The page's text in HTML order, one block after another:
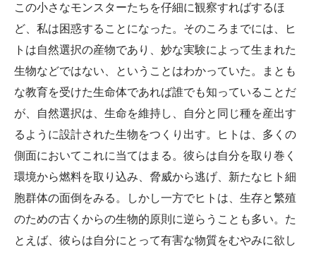
この小さなモンスターたちを仔細に観察すればするほ
ど、私は困惑することになった。そのころまでには、ヒ
トは自然選択の産物であり、妙な実験によって生まれた
生物などではない、ということはわかっていた。まとも
な教育を受けた生命体であれば誰でも知っていることだ
が、自然選択は、生命を維持し、自分と同じ種を産出す
るように設計された生物をつくり出す。ヒトは、多くの
側面においてこれに当てはまる。彼らは自分を取り巻く
環境から燃料を取り込み、脅威から逃げ、新たなヒト細
胞群体の面倒をみる。しかし一方でヒトは、生存と繁殖
のための古くからの生物的原則に逆らうことも多い。た
とえば、彼らは自分にとって有害な物質をむやみに欲し